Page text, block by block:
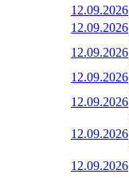
12.09.2026
12.09.2026
12.09.2026
12.09.2026
12.09.2026
12.09.2026
12.09.2026